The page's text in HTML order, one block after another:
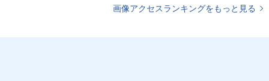
画像アクセスランキングをもっと見る